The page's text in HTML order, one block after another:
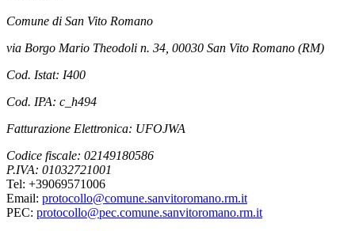
Comune di San Vito Romano
via Borgo Mario Theodoli n. 34, 00030 San Vito Romano (RM)
Cod. Istat: I400
Cod. IPA: c_h494
Fatturazione Elettronica: UFOJWA
Codice fiscale: 02149180586
P.IVA: 01032721001
Tel: +39069571006
Email: protocollo@comune.sanvitoromano.rm.it
PEC: protocollo@pec.comune.sanvitoromano.rm.it